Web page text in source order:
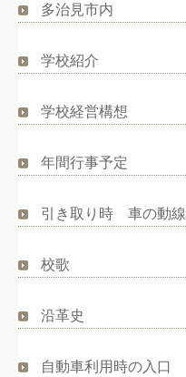
多治見市内
学校紹介
学校経営構想
年間行事予定
引き取り時 車の動線
校歌
沿革史
自動車利用時の入口